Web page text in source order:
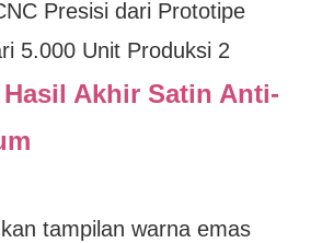
Akhir Satin Anti-
tampilan warna emas